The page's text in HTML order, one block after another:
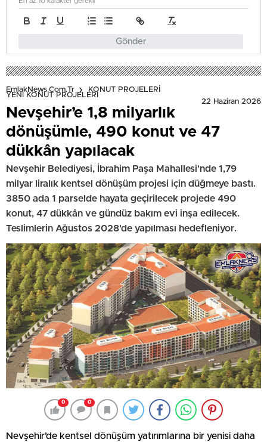
Gönder
EmlakNews.com.tr KONUT PROJELERİ
YENİ KONUT PROJELERİ
22 Haziran 2026
Nevşehir’e 1,8 milyarlık
dönüşümle, 490 konut ve 47
dükkân yapılacak
Nevşehir Belediyesi, İbrahim Paşa Mahallesi'nde 1,79
milyar liralık kentsel dönüşüm projesi için düğmeye bastı.
3850 ada 1 parselde hayata geçirilecek projede 490
konut, 47 dükkân ve gündüz bakım evi inşa edilecek.
Teslimlerin Ağustos 2028'de yapılması hedefleniyor.
0 0
Nevşehir’de kentsel dönüşüm yatırımlarına bir yenisi daha